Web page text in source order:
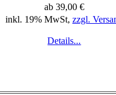
ab 39,00 €
inkl. 19% MwSt, zzgl.
Details...